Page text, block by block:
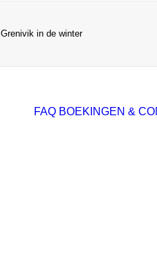
FAQ BOEKINGEN &
Grenivik in de winter